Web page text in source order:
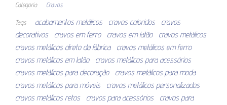
Categoria Cravos
Tags acabamentos metálicos cravos coloridos
cravos
decorativos
cravos em ferro cravos em latão
cravos metálicos
cravos metálicos direto da fábrica
cravos metálicos em ferro
cravos metálicos em latão
cravos metálicos para acessórios
cravos metálicos para decoração
cravos metálicos para moda
cravos metálicos para móveis
cravos metálicos personalizados
cravos metálicos retos
cravos para acessórios
cravos para